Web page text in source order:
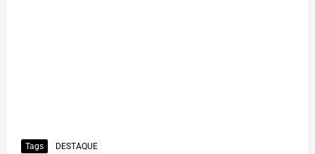
Tags DESTAQUE